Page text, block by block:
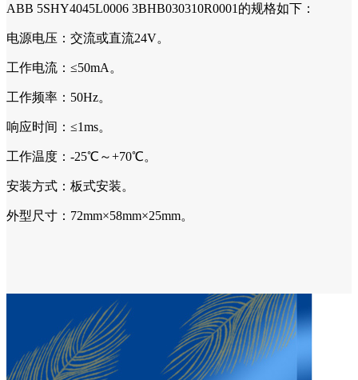
ABB 5SHY4045L0006 3BHB030310R0001的规格如下：
电源电压：交流或直流24V。
工作电流：≤50mA。
工作频率：50Hz。
响应时间：≤1ms。
工作温度：-25℃～+70℃。
安装方式：板式安装。
外型尺寸：72mm×58mm×25mm。